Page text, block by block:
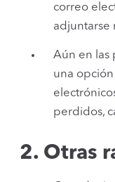
correo
adjuntarse
Aún en las
una
perdidos,
2. Otras